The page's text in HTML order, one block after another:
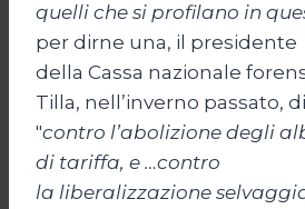
quelli che si profilano in
per dirne una, il presidente
della Cassa nazionale
Tilla, nell’inverno passato,
"contro l’abolizione degli
di tariffa, e …contro
la liberalizzazione